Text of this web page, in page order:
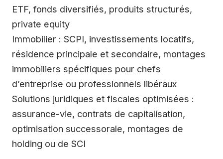
ETF, fonds diversifiés, produits structurés,
private equity
Immobilier : SCPI, investissements locatifs,
résidence principale et secondaire, montages
immobiliers spécifiques pour chefs
d’entreprise ou professionnels libéraux
Solutions juridiques et fiscales optimisées :
assurance-vie, contrats de capitalisation,
optimisation successorale, montages de
holding ou de SCI